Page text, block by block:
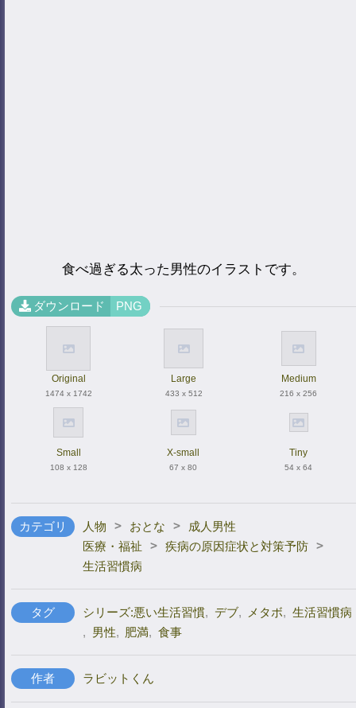
食べ過ぎる太った男性のイラストです。
ダウンロード PNG
Original
1474 x 1742
Large
433 x 512
Medium
216 x 256
Small
108 x 128
X-small
67 x 80
Tiny
54 x 64
カテゴリ 人物 > おとな >
成人男性
医療・福祉
> 疾病の原因症状と対策予防 >
生活習慣病
タグ シリーズ:悪い生活習慣, デブ, メタボ, 生活習慣病
, 男性, 肥満, 食事
作者 ラビットくん